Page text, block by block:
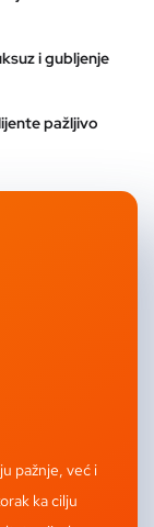
i gubljenje
pažljivo
pažnje, već i
ka cilju